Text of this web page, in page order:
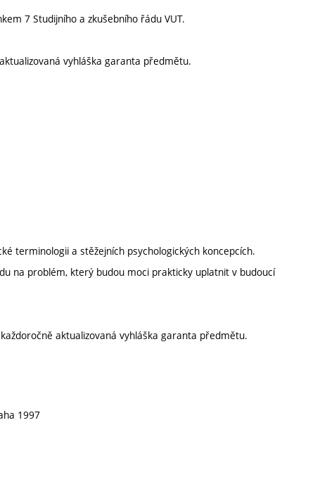
7 Studijního a zkušebního řádu VUT.
vyhláška garanta předmětu.
terminologii a stěžejních psychologických koncepcích.
na problém, který budou moci prakticky uplatnit v budoucí
aktualizovaná vyhláška garanta předmětu.
1997